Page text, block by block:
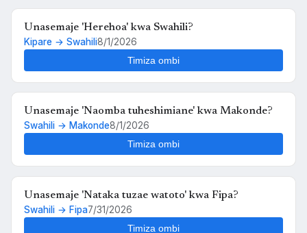
Unasemaje 'Herehoa' kwa Swahili?
Kipare → Swahili8/1/2026
Timiza ombi
Unasemaje 'Naomba tuheshimiane' kwa Makonde?
Swahili → Makonde8/1/2026
Timiza ombi
Unasemaje 'Nataka tuzae watoto' kwa Fipa?
Swahili → Fipa7/31/2026
Timiza ombi